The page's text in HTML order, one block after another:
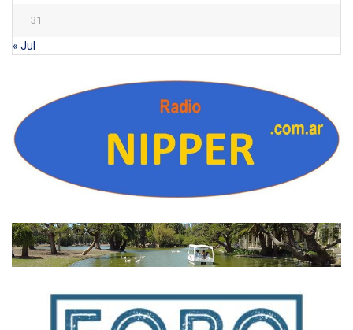
31
« Jul